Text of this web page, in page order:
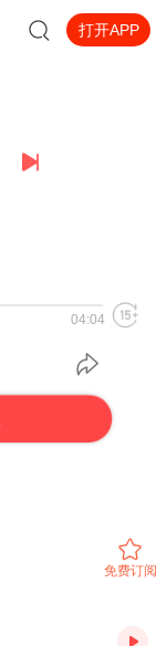
打开APP
04:04
免费订阅